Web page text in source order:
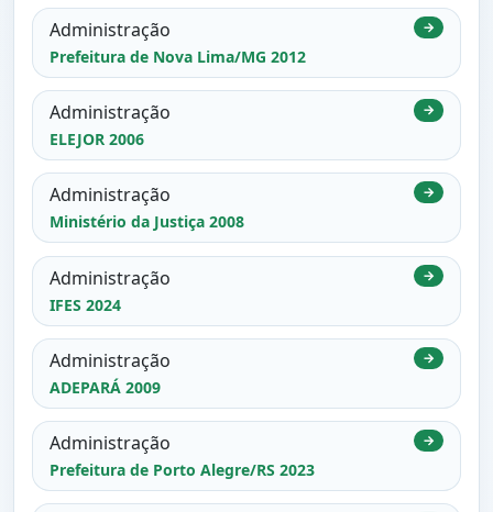
Administração
Prefeitura de Nova Lima/MG 2012
→
Administração
ELEJOR 2006
→
Administração
Ministério da Justiça 2008
→
Administração
IFES 2024
→
Administração
ADEPARÁ 2009
→
Administração
Prefeitura de Porto Alegre/RS 2023
→